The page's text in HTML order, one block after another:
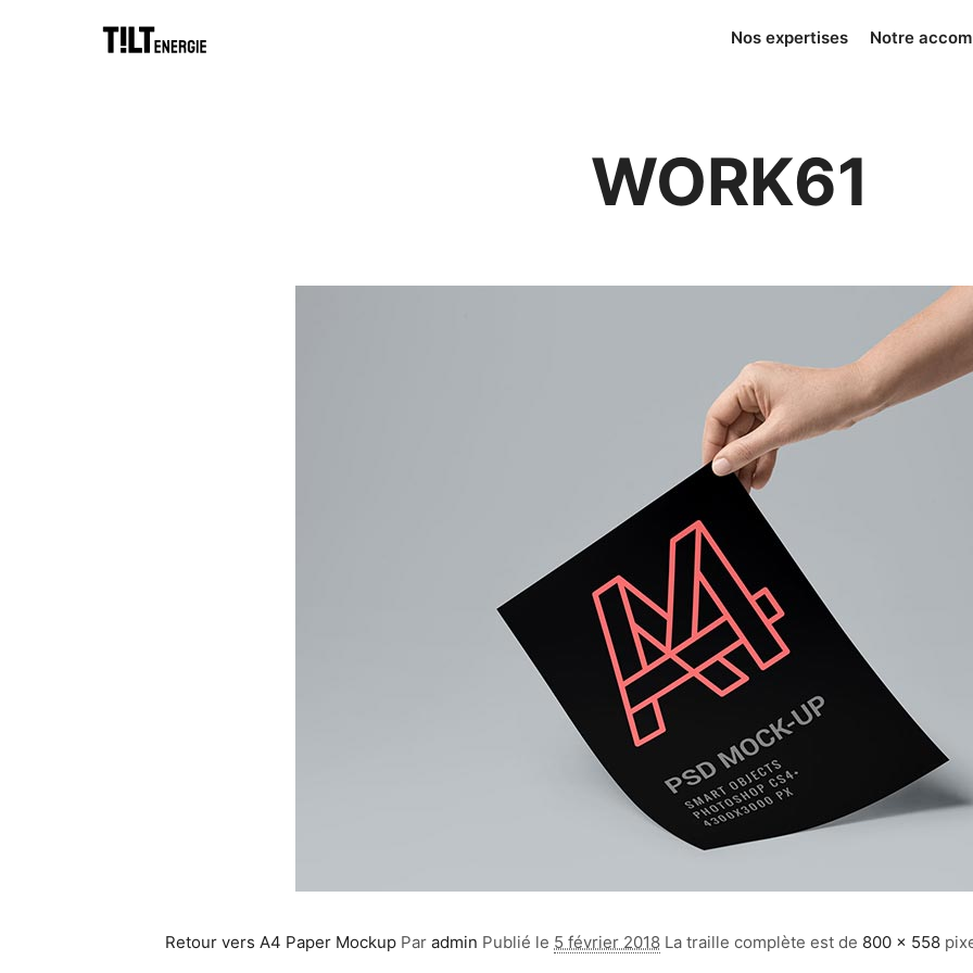
Nos expertises Notre
WORK61
Retour vers A4 Paper Mockup Par admin Publié le 5 février 2018 La traille complète est de 800 × 558